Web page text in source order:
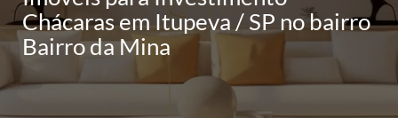
Chácaras em Itupeva / SP no bairro
Bairro da Mina